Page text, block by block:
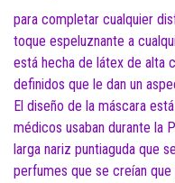
para completar cualquier
toque espeluznante a
está hecha de látex de alta
definidos que le dan un
El diseño de la máscara
médicos usaban durante la
larga nariz puntiaguda que
perfumes que se creían